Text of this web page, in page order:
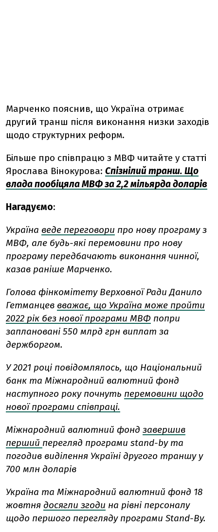
Марченко пояснив, що Україна отримає
другий транш після виконання низки заходів
щодо структурних реформ.
Більше про співпрацю з МВФ читайте у статті
Ярослава Вінокурова: Спізнілий транш. Що
влада пообіцяла МВФ за 2,2 мільярда доларів
Нагадуємо:
Україна веде переговори про нову програму з
МВФ, але будь-які перемовини про нову
програму передбачають виконання чинної,
казав раніше Марченко.
Голова фінкомітету Верховної Ради Данило
Гетманцев вважає, що Україна може пройти
2022 рік без нової програми МВФ попри
заплановані 550 млрд грн виплат за
держборгом.
У 2021 році повідомлялось, що Національний
банк та Міжнародний валютний фонд
наступного року почнуть перемовини щодо
нової програми співпраці.
Міжнародний валютний фонд завершив
перший перегляд програми stand-by та
погодив виділення Україні другого траншу у
700 млн доларів
Україна та Міжнародний валютний фонд 18
жовтня досягли згоди на рівні персоналу
щодо першого перегляду програми Stand-By.